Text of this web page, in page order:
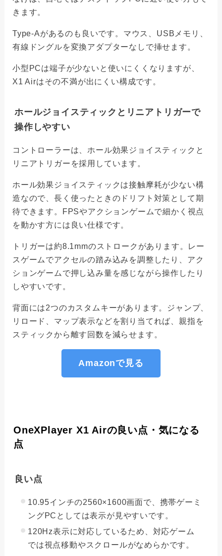
きます。
Type-Aがあるのも良いです。マウス、USBメモリ、
有線ドングルを変換アダプターなしで挿せます。
小型PCは端子が少ないと使いにくくなりますが、
X1 Airはその不満が出にくい構成です。
ホールジョイスティックとリニアトリガーで
操作しやすい
コントローラーは、ホール効果ジョイスティックと
リニアトリガーを採用しています。
ホール効果ジョイスティックは接触摩耗が少ない構
造なので、長く使ったときのドリフト対策として期
待できます。FPSやアクションゲームで細かく視点
を動かす方には良い仕様です。
トリガーは約8.1mmのストロークがあります。レー
スゲームでアクセルの踏み込みを調整したり、アク
ションゲームで押し込み量を感じながら操作したり
しやすいです。
背面には2つのカスタムキーがあります。ジャンプ、
リロード、マップ表示などを割り当てれば、親指を
スティックから離す回数を減らせます。
Amazonで見る
OneXPlayer X1 Airの良い点・気になる
点
良い点
10.95インチの2560×1600画面で、携帯ゲーミ
ングPCとしては表示が見やすいです。
120Hz表示に対応しているため、対応ゲーム
では視点移動やスクロールがなめらかです。